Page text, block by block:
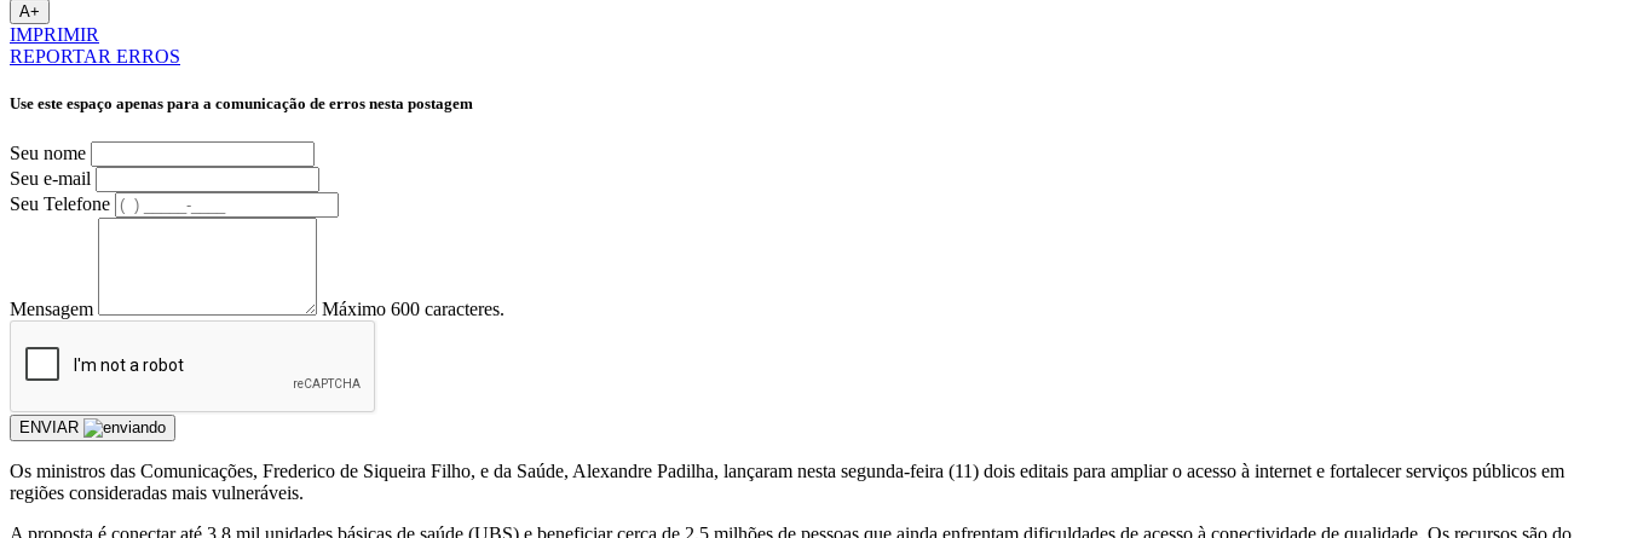
A+
IMPRIMIR
REPORTAR ERROS
Use este espaço apenas para a comunicação de erros nesta postagem
Seu nome
Seu e-mail
Seu Telefone
Mensagem Máximo 600 caracteres.
ENVIAR
Os ministros das Comunicações, Frederico de Siqueira Filho, e da Saúde, Alexandre Padilha, lançaram nesta segunda-feira (11) dois editais para ampliar o acesso à internet e fortalecer serviços públicos em
regiões consideradas mais vulneráveis.
A proposta é conectar até 3,8 mil unidades básicas de saúde (UBS) e beneficiar cerca de 2,5 milhões de pessoas que ainda enfrentam dificuldades de acesso à conectividade de qualidade. Os recursos são do